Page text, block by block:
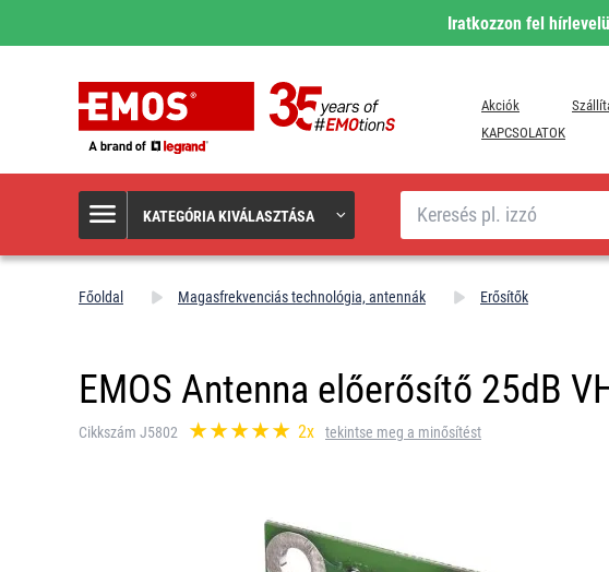
Iratkozzon fel
Akciók
KAPCSOLATOK
KATEGÓRIA KIVÁLASZTÁSA
Keresés
Főoldal Magasfrekvenciás technológia, antennák Erősítők
EMOS Antenna előerősítő 25dB
Cikkszám J5802 2x tekintse meg a minősítést